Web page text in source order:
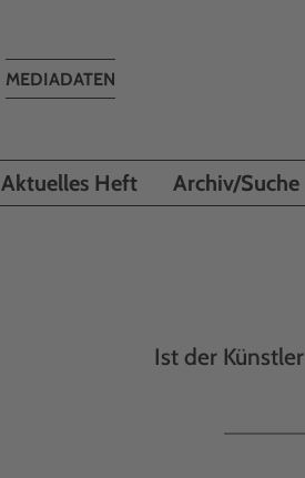
MEDIADATEN
Aktuelles Heft Archiv/Suche
Ist der